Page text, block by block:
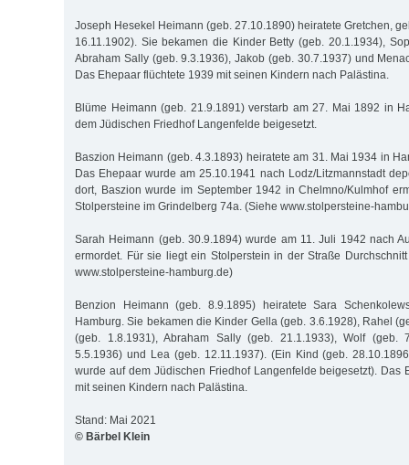
Joseph Hesekel Heimann (geb. 27.10.1890) heiratete Gretchen,
16.11.1902). Sie bekamen die Kinder Betty (geb. 20.1.1934),
Abraham Sally (geb. 9.3.1936), Jakob (geb. 30.7.1937) und
Das Ehepaar flüchtete 1939 mit seinen Kindern nach Palästina.
Blüme Heimann (geb. 21.9.1891) verstarb am 27. Mai 1892 in
dem Jüdischen Friedhof Langenfelde beigesetzt.
Baszion Heimann (geb. 4.3.1893) heiratete am 31. Mai 1934 in
Das Ehepaar wurde am 25.10.1941 nach Lodz/Litzmannstadt
dort, Baszion wurde im September 1942 in Chelmno/Kulmhof
Stolpersteine im Grindelberg 74a. (Siehe www.stolpersteine-
Sarah Heimann (geb. 30.9.1894) wurde am 11. Juli 1942 nach
ermordet. Für sie liegt ein Stolperstein in der Straße
www.stolpersteine-hamburg.de)
Benzion Heimann (geb. 8.9.1895) heiratete Sara
Hamburg. Sie bekamen die Kinder Gella (geb. 3.6.1928), Rahel
(geb. 1.8.1931), Abraham Sally (geb. 21.1.1933), Wolf (geb.
5.5.1936) und Lea (geb. 12.11.1937). (Ein Kind (geb.
wurde auf dem Jüdischen Friedhof Langenfelde beigesetzt). Das
mit seinen Kindern nach Palästina.
Stand: Mai 2021
© Bärbel Klein